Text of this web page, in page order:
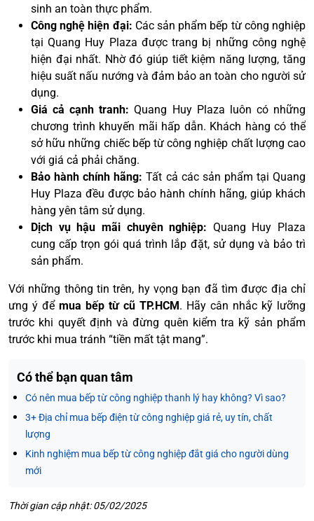
sinh an toàn thực phẩm.
Công nghệ hiện đại: Các sản phẩm bếp từ công nghiệp
tại Quang Huy Plaza được trang bị những công nghệ
hiện đại nhất. Nhờ đó giúp tiết kiệm năng lượng, tăng
hiệu suất nấu nướng và đảm bảo an toàn cho người sử
dụng.
Giá cả cạnh tranh:Quang Huy Plaza luôn có những
chương trình khuyến mãi hấp dẫn. Khách hàng có thể
sở hữu những chiếc bếp từ công nghiệp chất lượng cao
với giá cả phải chăng.
Bảo hành chính hãng:Tất cả các sản phẩm tại Quang
Huy Plaza đều được bảo hành chính hãng, giúp khách
hàng yên tâm sử dụng.
Dịch vụ hậu mãi chuyên nghiệp: Quang Huy Plaza
cung cấp trọn gói quá trình lắp đặt, sử dụng và bảo trì
sản phẩm.
Với những thông tin trên, hy vọng bạn đã tìm được địa chỉ
ưng ý để mua bếp từ cũ TP.HCM. Hãy cân nhắc kỹ lưỡng
trước khi quyết định và đừng quên kiểm tra kỹ sản phẩm
trước khi mua tránh “tiền mất tật mang”.
Có thể bạn quan tâm
Có nên mua bếp từ công nghiệp thanh lý hay không? Vì sao?
3+ Địa chỉ mua bếp điện từ công nghiệp giá rẻ, uy tín, chất
lượng
Kinh nghiệm mua bếp từ công nghiệp đắt giá cho người dùng
mới
Thời gian cập nhật: 05/02/2025